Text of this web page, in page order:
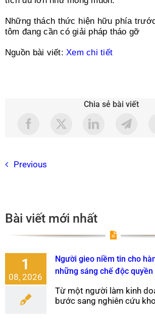
Những thách thức hiện hữu phía
tôm đang cần có giải pháp tháo gỡ
Nguồn bài viết:Xem chi tiết
Chia sẻ bài viết
Previous
Bài viết mới nhất
1
08, 2026
Người gieo niềm tin cho
những sáng chế độc quyền
Từ một người làm kinh
bước sang nghiên cứu